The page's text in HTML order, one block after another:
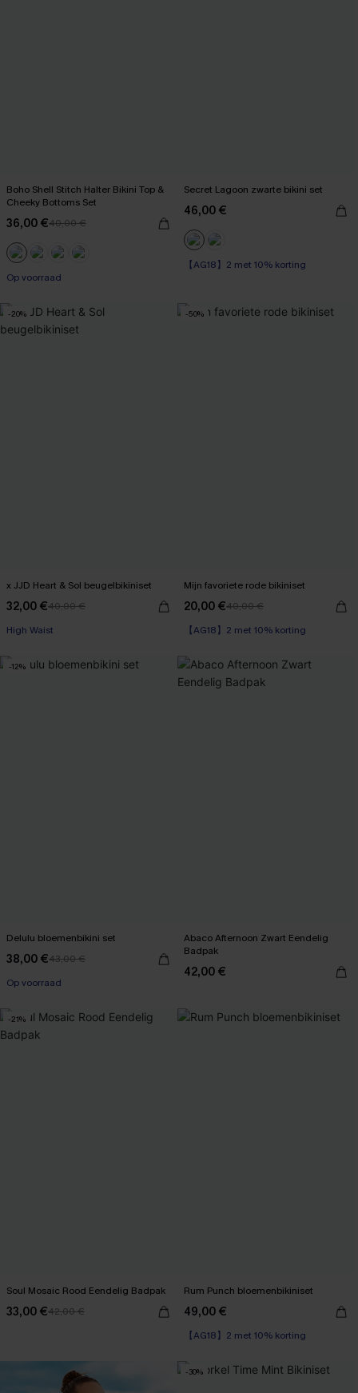
Boho Shell Stitch Halter Bikini Top &
Cheeky Bottoms Set
36,00 €40,00 €
Op voorraad
Secret Lagoon zwarte bikini set
46,00 €
【AG18】2 met 10% korting
Op voorraad
-20%
x JJD Heart & Sol beugelbikiniset
32,00 €40,00 €
High Waist
-50%
Mijn favoriete rode bikiniset
20,00 €40,00 €
【AG18】2 met 10% korting
High Waist
-12%
Delulu bloemenbikini set
38,00 €43,00 €
Op voorraad
Abaco Afternoon Zwart Eendelig
Badpak
42,00 €
-21%
Soul Mosaic Rood Eendelig Badpak
33,00 €42,00 €
Rum Punch bloemenbikiniset
49,00 €
【AG18】2 met 10% korting
High Waist
-30%